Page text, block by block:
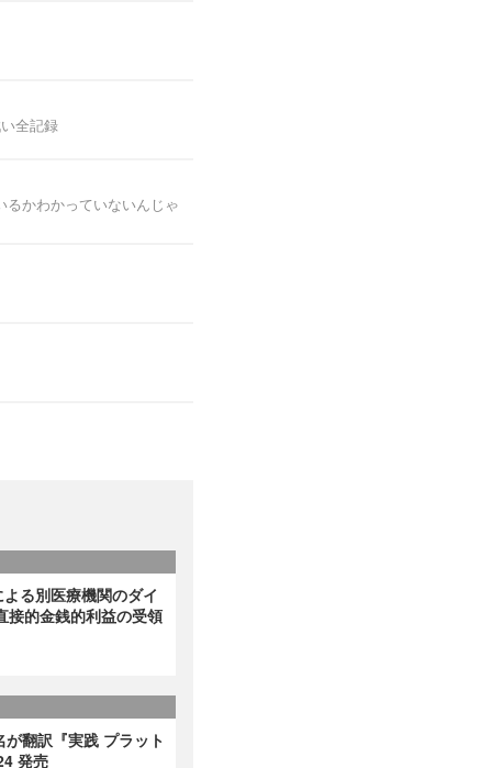
全記録
かわかっていないんじゃ
る別医療機関のダイ
接的金銭的利益の受領
翻訳『実践 プラット
発売